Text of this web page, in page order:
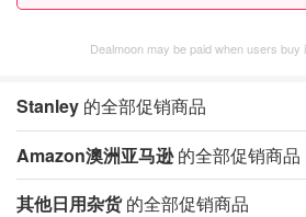
Dealmoon may be paid when users buy
Stanley 的全部促销商品
Amazon澳洲亚马逊的全部促销商品
其他日用杂货的全部促销商品